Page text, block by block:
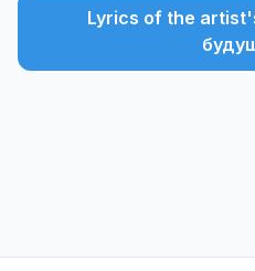
Lyrics of the